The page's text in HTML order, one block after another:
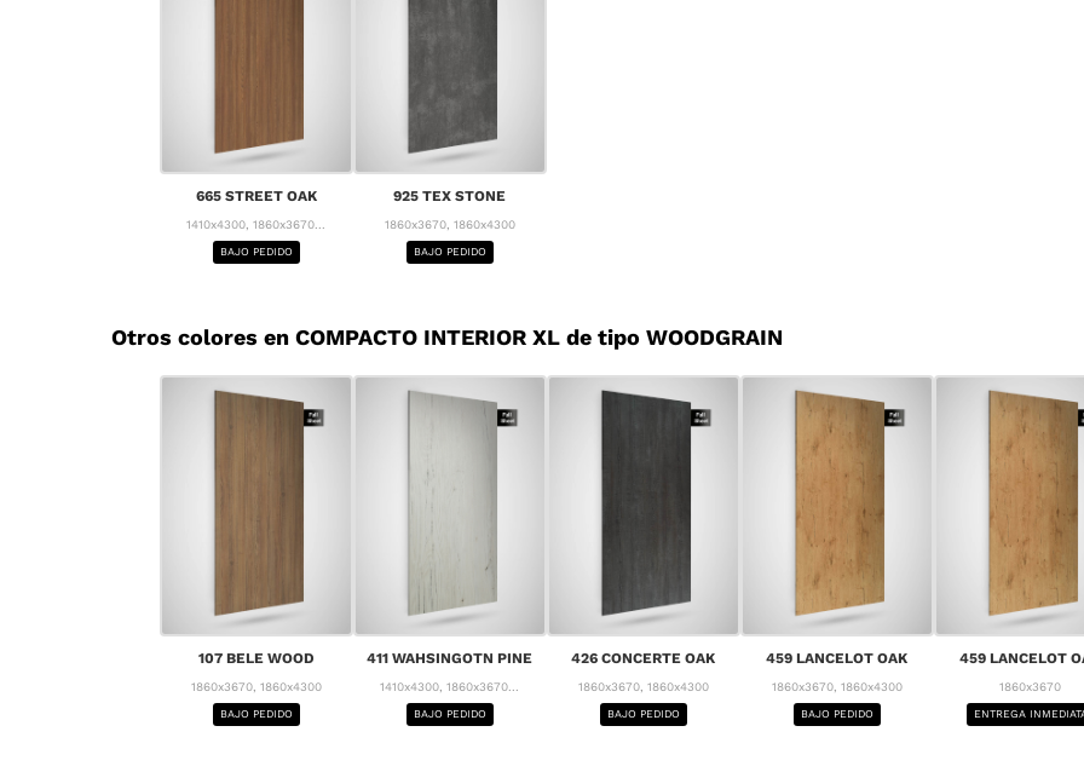
665 STREET OAK
1410x4300, 1860x3670...
BAJO PEDIDO
925 TEX STONE
1860x3670, 1860x4300
BAJO PEDIDO
Otros colores en COMPACTO INTERIOR XL de tipo WOODGRAIN
107 BELE WOOD
1860x3670, 1860x4300
BAJO PEDIDO
411 WAHSINGOTN PINE
1410x4300, 1860x3670...
BAJO PEDIDO
426 CONCERTE OAK
1860x3670, 1860x4300
BAJO PEDIDO
459 LANCELOT OAK
1860x3670, 1860x4300
BAJO PEDIDO
459 LANCELOT
1860x3670
ENTREGA